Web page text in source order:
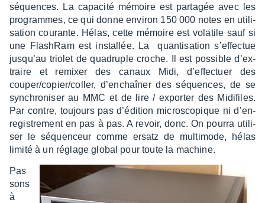
séquences. La capa­cité mémoire est parta­gée avec les
programmes, ce qui donne envi­ron 150 000 notes en utili­
sa­tion courante. Hélas, cette mémoire est vola­tile sauf si
une Flash­Ram est instal­lée. La quan­ti­sa­tion s’ef­fec­tue
jusqu’au trio­let de quadruple croche. Il est possible d’ex­
traire et remixer des canaux Midi, d’ef­fec­tuer des
couper/copier/coller, d’en­chaî­ner des séquences, de se
synchro­ni­ser au MMC et de lire / expor­ter des Midi­files.
Par contre, toujours pas d’édi­tion micro­sco­pique ni d’en­
re­gis­tre­ment en pas à pas. A revoir, donc. On pourra utili­
ser le séquen­ceur comme ersatz de multi­mode, hélas
limité à un réglage global pour toute la machine.
Pas
sons
à